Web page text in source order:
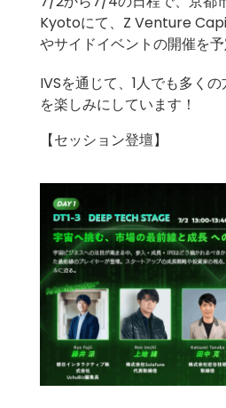
Kyotoにて、Z Venture
やサイドイベントの開催を予
IVSを通じて、1人でも多く
を楽しみにしています！
【セッション登壇】